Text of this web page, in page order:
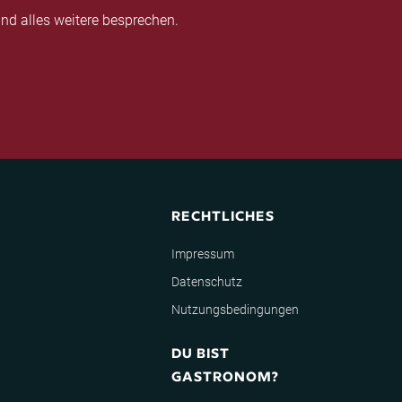
alles weitere besprechen.
RECHTLICHES
Impressum
Datenschutz
Nutzungsbedingungen
DU BIST
GASTRONOM?